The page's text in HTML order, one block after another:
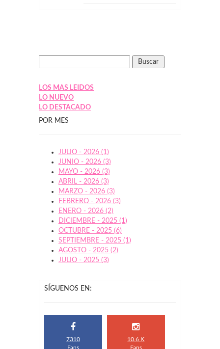
LOS MAS LEIDOS
LO NUEVO
LO DESTACADO
POR MES
JULIO - 2026 (1)
JUNIO - 2026 (3)
MAYO - 2026 (3)
ABRIL - 2026 (3)
MARZO - 2026 (3)
FEBRERO - 2026 (3)
ENERO - 2026 (2)
DICIEMBRE - 2025 (1)
OCTUBRE - 2025 (6)
SEPTIEMBRE - 2025 (1)
AGOSTO - 2025 (2)
JULIO - 2025 (3)
SÍGUENOS EN:
7310
Fans
10.6 K
Fans